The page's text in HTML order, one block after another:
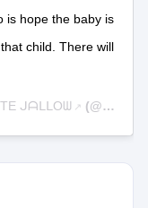
is hope the baby is
child. There will
ᒍᗩᒪᒪOᗯ (@action4humanity_se) le